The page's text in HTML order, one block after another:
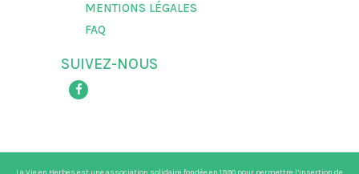
MENTIONS LÉGALES
FAQ
SUIVEZ-NOUS